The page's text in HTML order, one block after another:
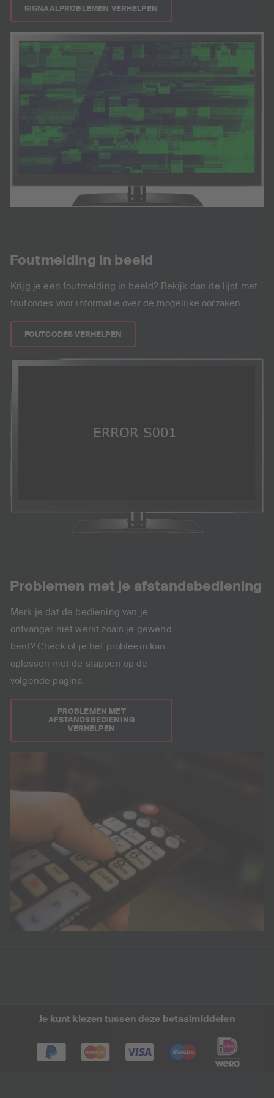
SIGNAALPROBLEMEN VERHELPEN
Foutmelding in beeld
Krijg je een foutmelding in beeld? Bekijk dan de lijst met
foutcodes voor informatie over de mogelijke oorzaken
FOUTCODES VERHELPEN
Problemen met je afstandsbediening
Merk je dat de bediening van je
ontvanger niet werkt zoals je gewend
bent? Check of je het probleem kan
oplossen met de stappen op de
volgende pagina.
PROBLEMEN MET
AFSTANDSBEDIENING
VERHELPEN
Je kunt kiezen tussen deze betaalmiddelen